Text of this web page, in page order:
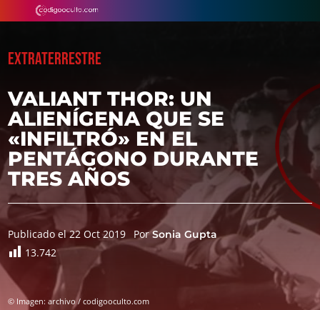
EXTRATERRESTRE
VALIANT THOR: UN
ALIENÍGENA QUE SE
«INFILTRÓ» EN EL
PENTÁGONO DURANTE
TRES AÑOS
Publicado el 22 Oct 2019 PorSonia Gupta
13.742
© Imagen: archivo / codigooculto.com